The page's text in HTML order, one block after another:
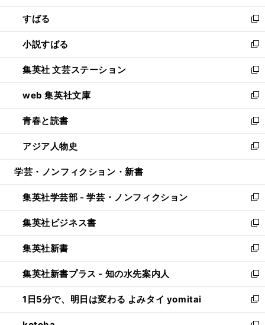
開
く
ウ
で
開
く
ン
ド
ウ
で
開
く
すばる
新
し
い
ウ
ィ
ン
ド
ウ
で
開
く
小説すばる
新
し
い
ウ
ィ
ン
ド
ウ
で
開
集英社 文芸ステーション
新
し
い
ウ
ィ
ン
ド
ウ
開
く
web 集英社文庫
新
し
い
ウ
ィ
ン
ウ
で
開
く
青春と読書
新
し
い
ウ
ン
ド
ウ
で
開
く
アジア人物史
新
し
ウ
ィ
ン
ド
ウ
で
開
く
学芸・ノンフィクション・新書
集英社学芸部 - 学芸・ノンフィクション
新
し
い
ウ
ィ
ン
ド
ウ
で
開
集英社ビジネス書
新
し
い
ウ
ィ
ン
ド
ウ
集英社新書
新
し
い
ウ
ィ
ン
集英社新書プラス - 知の水先案内人
新
し
い
ウ
1日5分で、明日は変わる よみタイ yomitai
新
し